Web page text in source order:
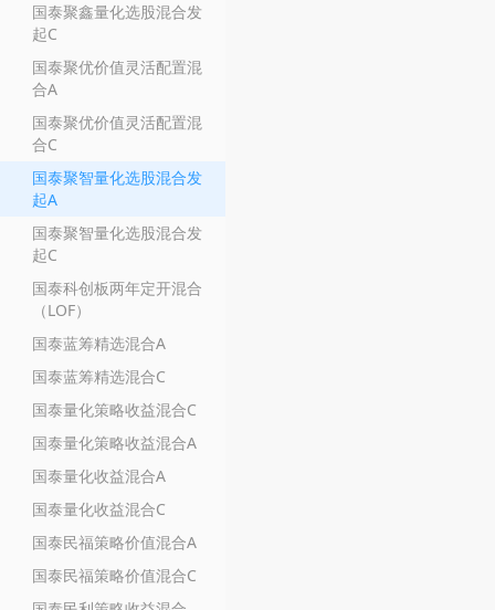
国泰聚鑫量化选股混合发
起C
国泰聚优价值灵活配置混
合A
国泰聚优价值灵活配置混
合C
国泰聚智量化选股混合发
起A
国泰聚智量化选股混合发
起C
国泰科创板两年定开混合
（LOF）
国泰蓝筹精选混合A
国泰蓝筹精选混合C
国泰量化策略收益混合C
国泰量化策略收益混合A
国泰量化收益混合A
国泰量化收益混合C
国泰民福策略价值混合A
国泰民福策略价值混合C